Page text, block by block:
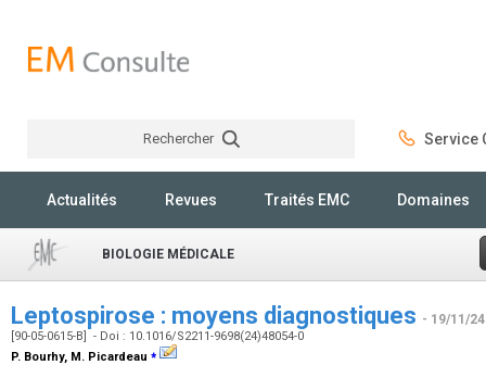
Rechercher Service
Actualités Revues Traités EMC Domaines
BIOLOGIE MÉDICALE
Leptospirose : moyens diagnostiques - 19/11/24
[90-05-0615-B] - Doi : 10.1016/S2211-9698(24)48054-0
P. Bourhy, M. Picardeau ⁎